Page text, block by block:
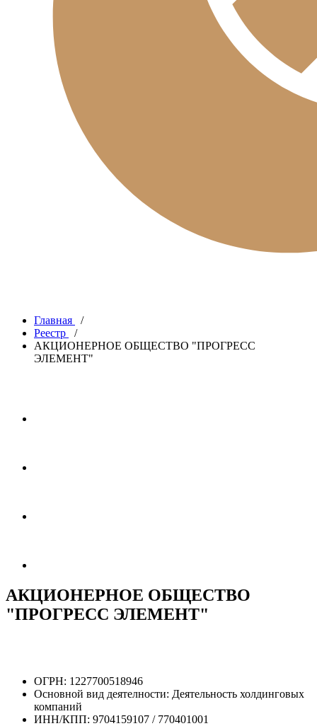
Главная
/
Реестр
/
АКЦИОНЕРНОЕ ОБЩЕСТВО "ПРОГРЕСС
ЭЛЕМЕНТ"
АКЦИОНЕРНОЕ ОБЩЕСТВО
"ПРОГРЕСС ЭЛЕМЕНТ"
ОГРН: 1227700518946
Основной вид деятелности: Деятельность холдинговых
компаний
ИНН/КПП: 9704159107 / 770401001